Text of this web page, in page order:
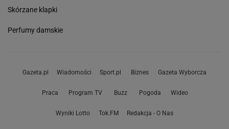
Skórzane klapki
Perfumy damskie
Gazeta.pl Wiadomości Sport.pl Biznes Gazeta Wyborcza
Praca Program TV Buzz Pogoda Wideo
Wyniki Lotto Tok.FM Redakcja - O Nas